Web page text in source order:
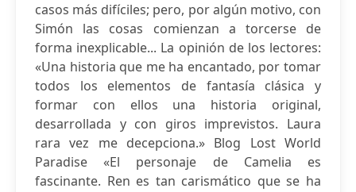
casos más difíciles; pero, por algún motivo, con
Simón las cosas comienzan a torcerse de
forma inexplicable... La opinión de los lectores:
«Una historia que me ha encantado, por tomar
todos los elementos de fantasía clásica y
formar con ellos una historia original,
desarrollada y con giros imprevistos. Laura
rara vez me decepciona.» Blog Lost World
Paradise «El personaje de Camelia es
fascinante. Ren es tan carismático que se ha